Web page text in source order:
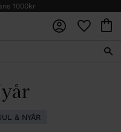
1000kr
& NYÅR